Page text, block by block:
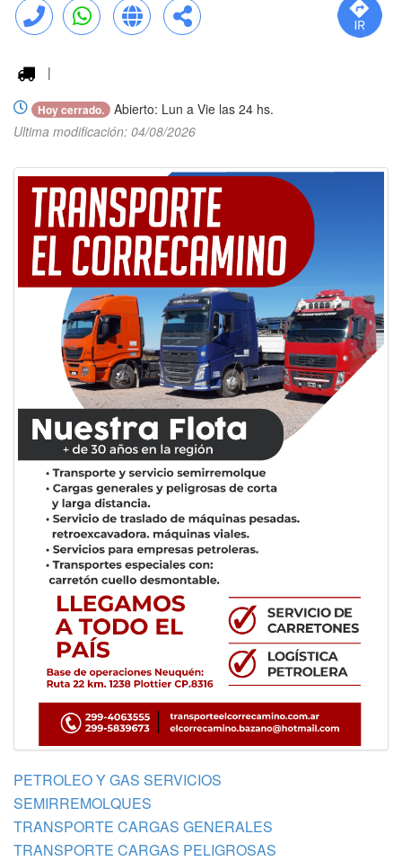
Llamar WhatsApp Web Compartir
|
Hoy cerrado.
Abierto: Lun a Vie las 24 hs.
Ultima modificación: 04/08/2026
PETROLEO Y GAS SERVICIOS
SEMIRREMOLQUES
TRANSPORTE CARGAS GENERALES
TRANSPORTE CARGAS PELIGROSAS